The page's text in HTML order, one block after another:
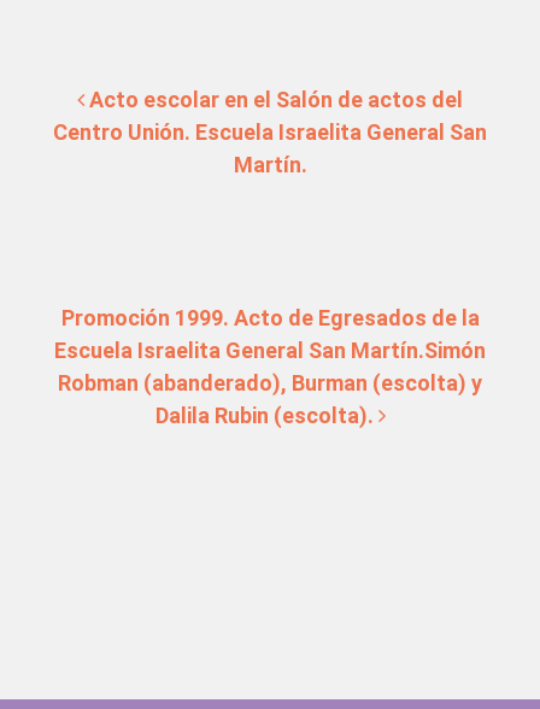
Acto escolar en el Salón de actos del
Centro Unión. Escuela Israelita General San
Martín.
Promoción 1999. Acto de Egresados de la
Escuela Israelita General San Martín.Simón
Robman (abanderado), Burman (escolta) y
Dalila Rubin (escolta).